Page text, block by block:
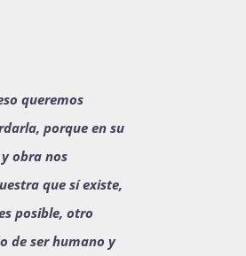
queremos
porque en su
obra nos
que sí existe,
posible, otro
de ser humano y